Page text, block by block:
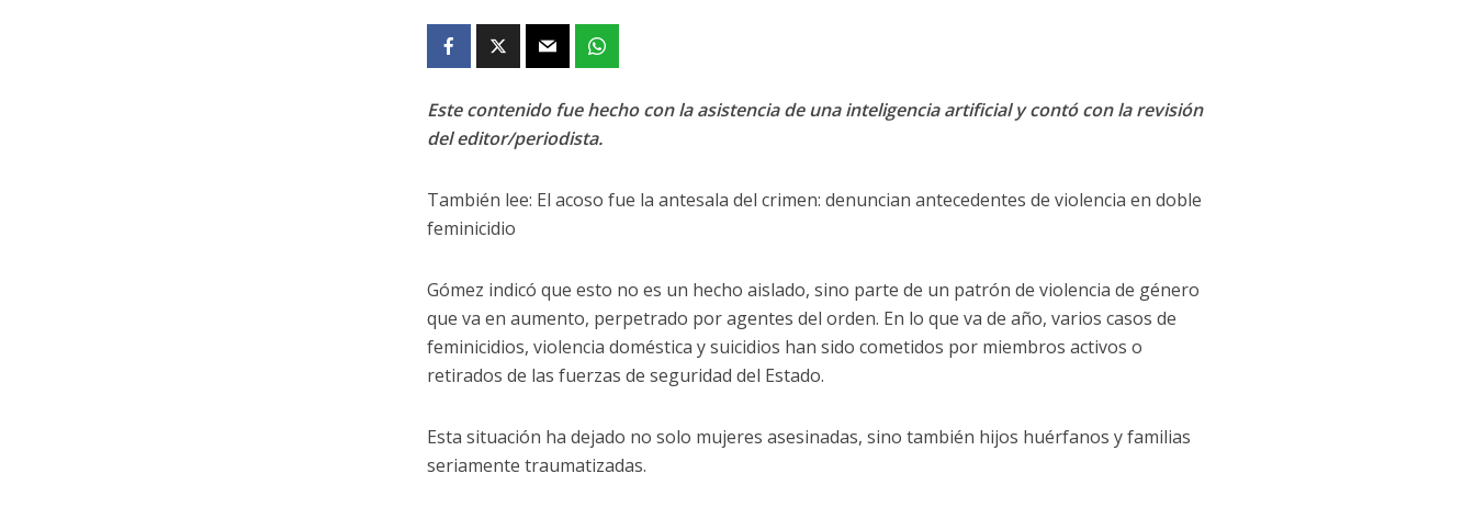
Este contenido fue hecho con la asistencia de una inteligencia artificial y contó con la revisión
del editor/periodista.
También lee: El acoso fue la antesala del crimen: denuncian antecedentes de violencia en doble
feminicidio
Gómez indicó que esto no es un hecho aislado, sino parte de un patrón de violencia de género
que va en aumento, perpetrado por agentes del orden. En lo que va de año, varios casos de
feminicidios, violencia doméstica y suicidios han sido cometidos por miembros activos o
retirados de las fuerzas de seguridad del Estado.
Esta situación ha dejado no solo mujeres asesinadas, sino también hijos huérfanos y familias
seriamente traumatizadas.